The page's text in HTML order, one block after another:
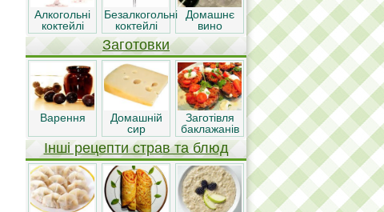
Алкогольні
коктейлі
Безалкогольні
коктейлі
Домашнє
вино
Заготовки
Варення
Домашній
сир
Заготівля
баклажанів
Інші рецепти страв та блюд